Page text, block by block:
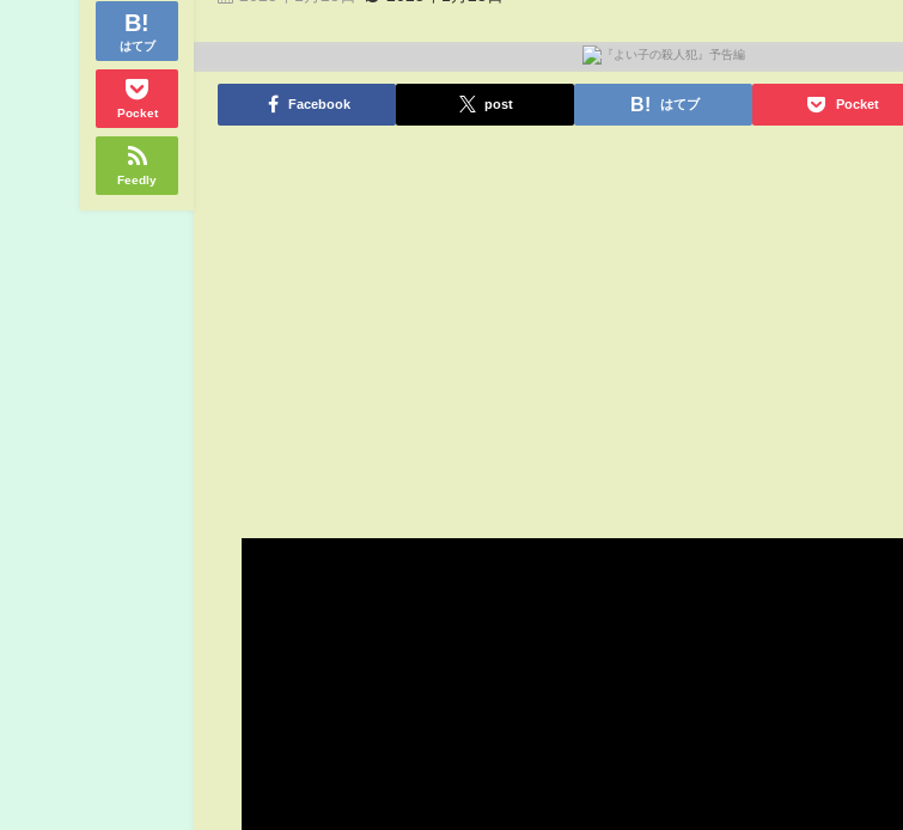
はてブ
Pocket
Feedly
Facebook post はてブ Pocket